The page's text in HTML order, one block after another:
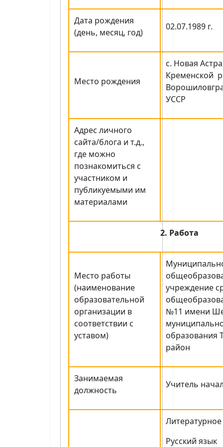
Дата рождения
(день, месяц, год)
02.07.1989 г.
Место рождения
с. Новая
Кременской
УССР
Адрес личного
сайта/блога и т.д.,
где можно
познакомиться с
участником и
публикуемыми им
материалами
2. Работа
Место работы
(наименование
образовательной
организации в
соответствии с
уставом)
учреждение
№11 имени
образования
район
Занимаемая
должность
Учитель
Русский язык